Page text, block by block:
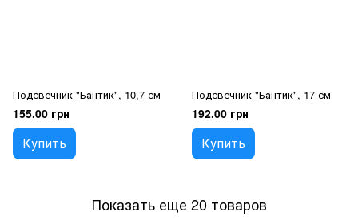
Подсвечник "Бантик", 10,7 см
155.00 грн
Купить
Подсвечник "Бантик", 17 см
192.00 грн
Купить
Показать еще 20 товаров